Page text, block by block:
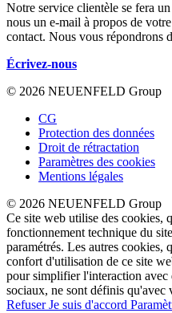
Notre service clientèle se fera
nous un e-mail à propos de
contact. Nous vous répondrons
Écrivez-nous
© 2026 NEUENFELD Group
CG
Protection des données
Droit de rétractation
Paramètres des cookies
Mentions légales
© 2026 NEUENFELD Group
Ce site web utilise des cookies,
fonctionnement technique du
paramétrés. Les autres cookies,
confort d'utilisation de ce site
pour simplifier l'interaction avec
sociaux, ne sont définis qu'avec
RefuserJe suis d'accord